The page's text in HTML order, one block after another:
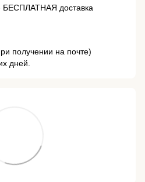
БЕСПЛАТНАЯ доставка
получении на почте)
дней.